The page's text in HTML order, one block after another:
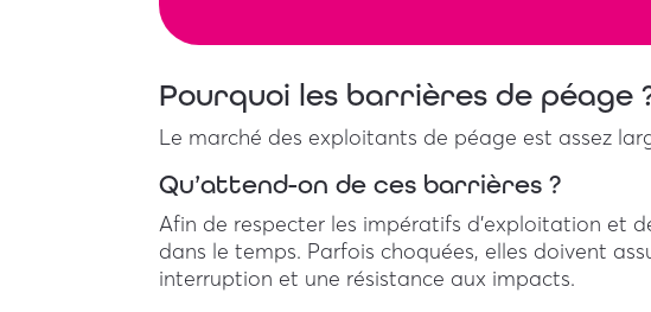
Pourquoi les barrières de péage
Le marché des exploitants de péage est assez
Qu’attend-on de ces barrières ?
Afin de respecter les impératifs d’exploitation et
dans le temps. Parfois choquées, elles doivent
interruption et une résistance aux impacts.